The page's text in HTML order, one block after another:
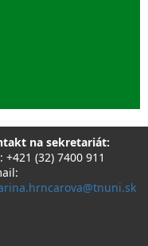
na sekretariát:
+421 (32) 7400 911